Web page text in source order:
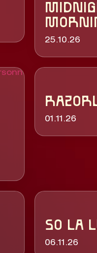
25.10.26
01.11.26
SO LA
06.11.26